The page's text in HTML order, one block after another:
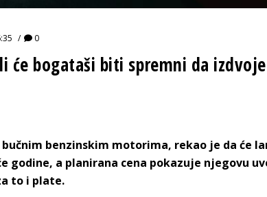
0
će bogataši biti spremni da izdvoje
benzinskim motorima, rekao je da će
a planirana cena pokazuje njegovu
to i plate.